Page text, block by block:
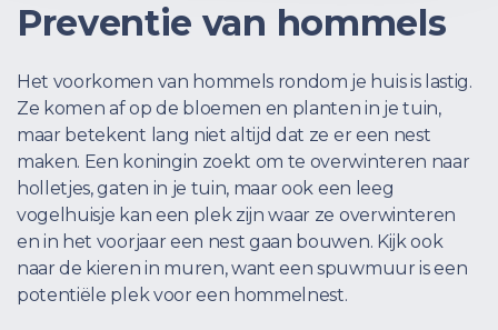
Preventie van hommels
Het voorkomen van hommels rondom je huis is lastig.
Ze komen af op de bloemen en planten in je tuin,
maar betekent lang niet altijd dat ze er een nest
maken. Een koningin zoekt om te overwinteren naar
holletjes, gaten in je tuin, maar ook een leeg
vogelhuisje kan een plek zijn waar ze overwinteren
en in het voorjaar een nest gaan bouwen. Kijk ook
naar de kieren in muren, want een spuwmuur is een
potentiële plek voor een hommelnest.